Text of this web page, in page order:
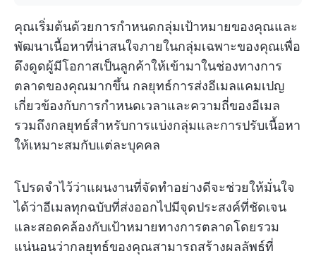
คุณเริ่มต้นด้วยการกำหนดกลุ่มเป้าหมายของคุณและ
พัฒนาเนื้อหาที่น่าสนใจภายในกลุ่มเฉพาะของคุณเพื่อ
ดึงดูดผู้มีโอกาสเป็นลูกค้าให้เข้ามาในช่องทางการ
ตลาดของคุณมากขึ้น กลยุทธ์การส่งอีเมลแคมเปญ
เกี่ยวข้องกับการกำหนดเวลาและความถี่ของอีเมล
รวมถึงกลยุทธ์สำหรับการแบ่งกลุ่มและการปรับเนื้อหา
ให้เหมาะสมกับแต่ละบุคคล
โปรดจำไว้ว่าแผนงานที่จัดทำอย่างดีจะช่วยให้มั่นใจ
ได้ว่าอีเมลทุกฉบับที่ส่งออกไปมีจุดประสงค์ที่ชัดเจน
และสอดคล้องกับเป้าหมายทางการตลาดโดยรวม
แน่นอนว่ากลยุทธ์ของคุณสามารถสร้างผลลัพธ์ที่